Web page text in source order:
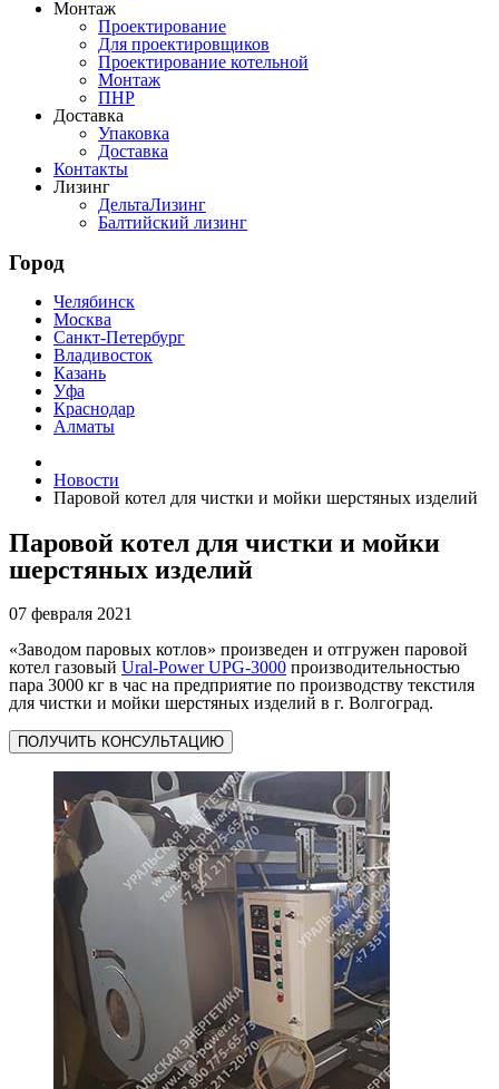
Монтаж
Проектирование
Для проектировщиков
Проектирование котельной
Монтаж
ПНР
Доставка
Упаковка
Доставка
Контакты
Лизинг
ДельтаЛизинг
Балтийский лизинг
Город
Челябинск
Москва
Санкт-Петербург
Владивосток
Казань
Уфа
Краснодар
Алматы
Новости
Паровой котел для чистки и мойки шерстяных изделий
Паровой котел для чистки и мойки
шерстяных изделий
07 февраля 2021
«Заводом паровых котлов» произведен и отгружен паровой
котел газовый Ural-Power UPG-3000 производительностью
пара 3000 кг в час на предприятие по производству текстиля
для чистки и мойки шерстяных изделий в г. Волгоград.
ПОЛУЧИТЬ КОНСУЛЬТАЦИЮ